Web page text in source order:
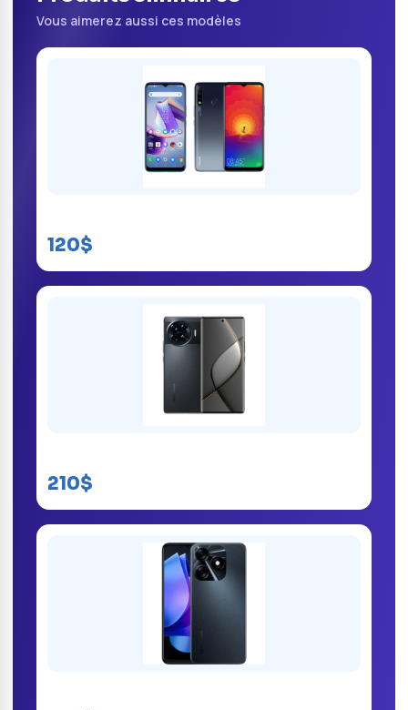
Vous aimerez aussi ces modèles
120$
210$